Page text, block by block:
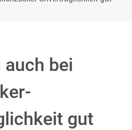
bei
gut